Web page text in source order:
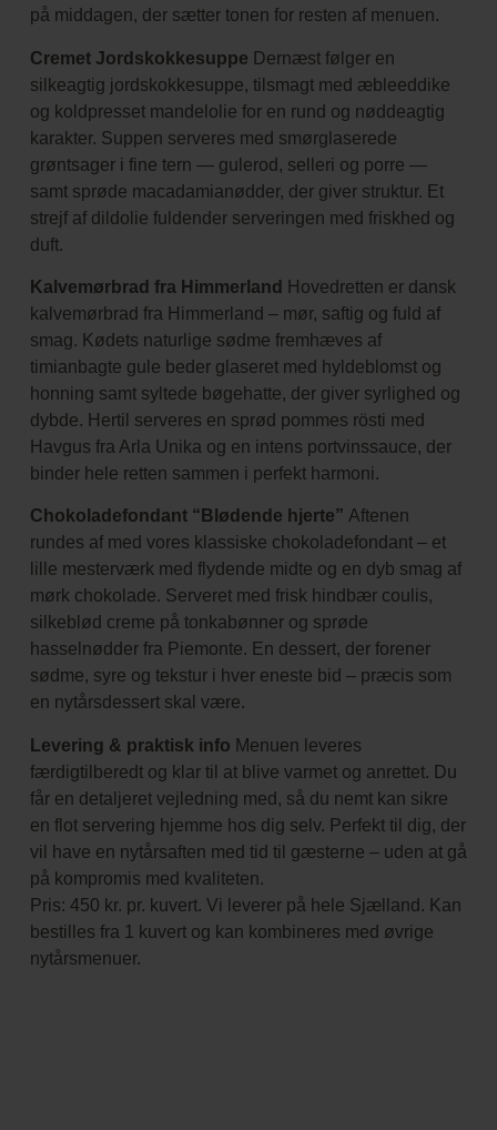
på middagen, der sætter tonen for resten af menuen.
Cremet Jordskokkesuppe Dernæst følger en
silkeagtig jordskokkesuppe, tilsmagt med æbleeddike
og koldpresset mandelolie for en rund og nøddeagtig
karakter. Suppen serveres med smørglaserede
grøntsager i fine tern — gulerod, selleri og porre —
samt sprøde macadamianødder, der giver struktur. Et
strejf af dildolie fuldender serveringen med friskhed og
duft.
Kalvemørbrad fra Himmerland
Hovedretten er dansk
kalvemørbrad fra Himmerland – mør, saftig og fuld af
smag. Kødets naturlige sødme fremhæves af
timianbagte gule beder glaseret med hyldeblomst og
honning samt syltede bøgehatte, der giver syrlighed og
dybde. Hertil serveres en sprød pommes rösti med
Havgus fra Arla Unika og en intens portvinssauce, der
binder hele retten sammen i perfekt harmoni.
Chokoladefondant “Blødende hjerte” Aftenen
rundes af med vores klassiske chokoladefondant – et
lille mesterværk med flydende midte og en dyb smag af
mørk chokolade. Serveret med frisk hindbær coulis,
silkeblød creme på tonkabønner og sprøde
hasselnødder fra Piemonte. En dessert, der forener
sødme, syre og tekstur i hver eneste bid – præcis som
en nytårsdessert skal være.
Levering & praktisk info Menuen leveres
færdigtilberedt og klar til at blive varmet og anrettet. Du
får en detaljeret vejledning med, så du nemt kan sikre
en flot servering hjemme hos dig selv. Perfekt til dig, der
vil have en nytårsaften med tid til gæsterne – uden at gå
på kompromis med kvaliteten.
Pris: 450 kr. pr. kuvert. Vi leverer på hele Sjælland. Kan
bestilles fra 1 kuvert og kan kombineres med øvrige
nytårsmenuer.